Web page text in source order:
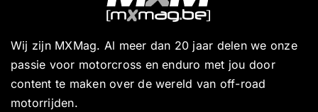
Wij zijn MXMag. Al meer dan 20 jaar delen we onze
passie voor motorcross en enduro met jou door
content te maken over de wereld van off-road
motorrijden.